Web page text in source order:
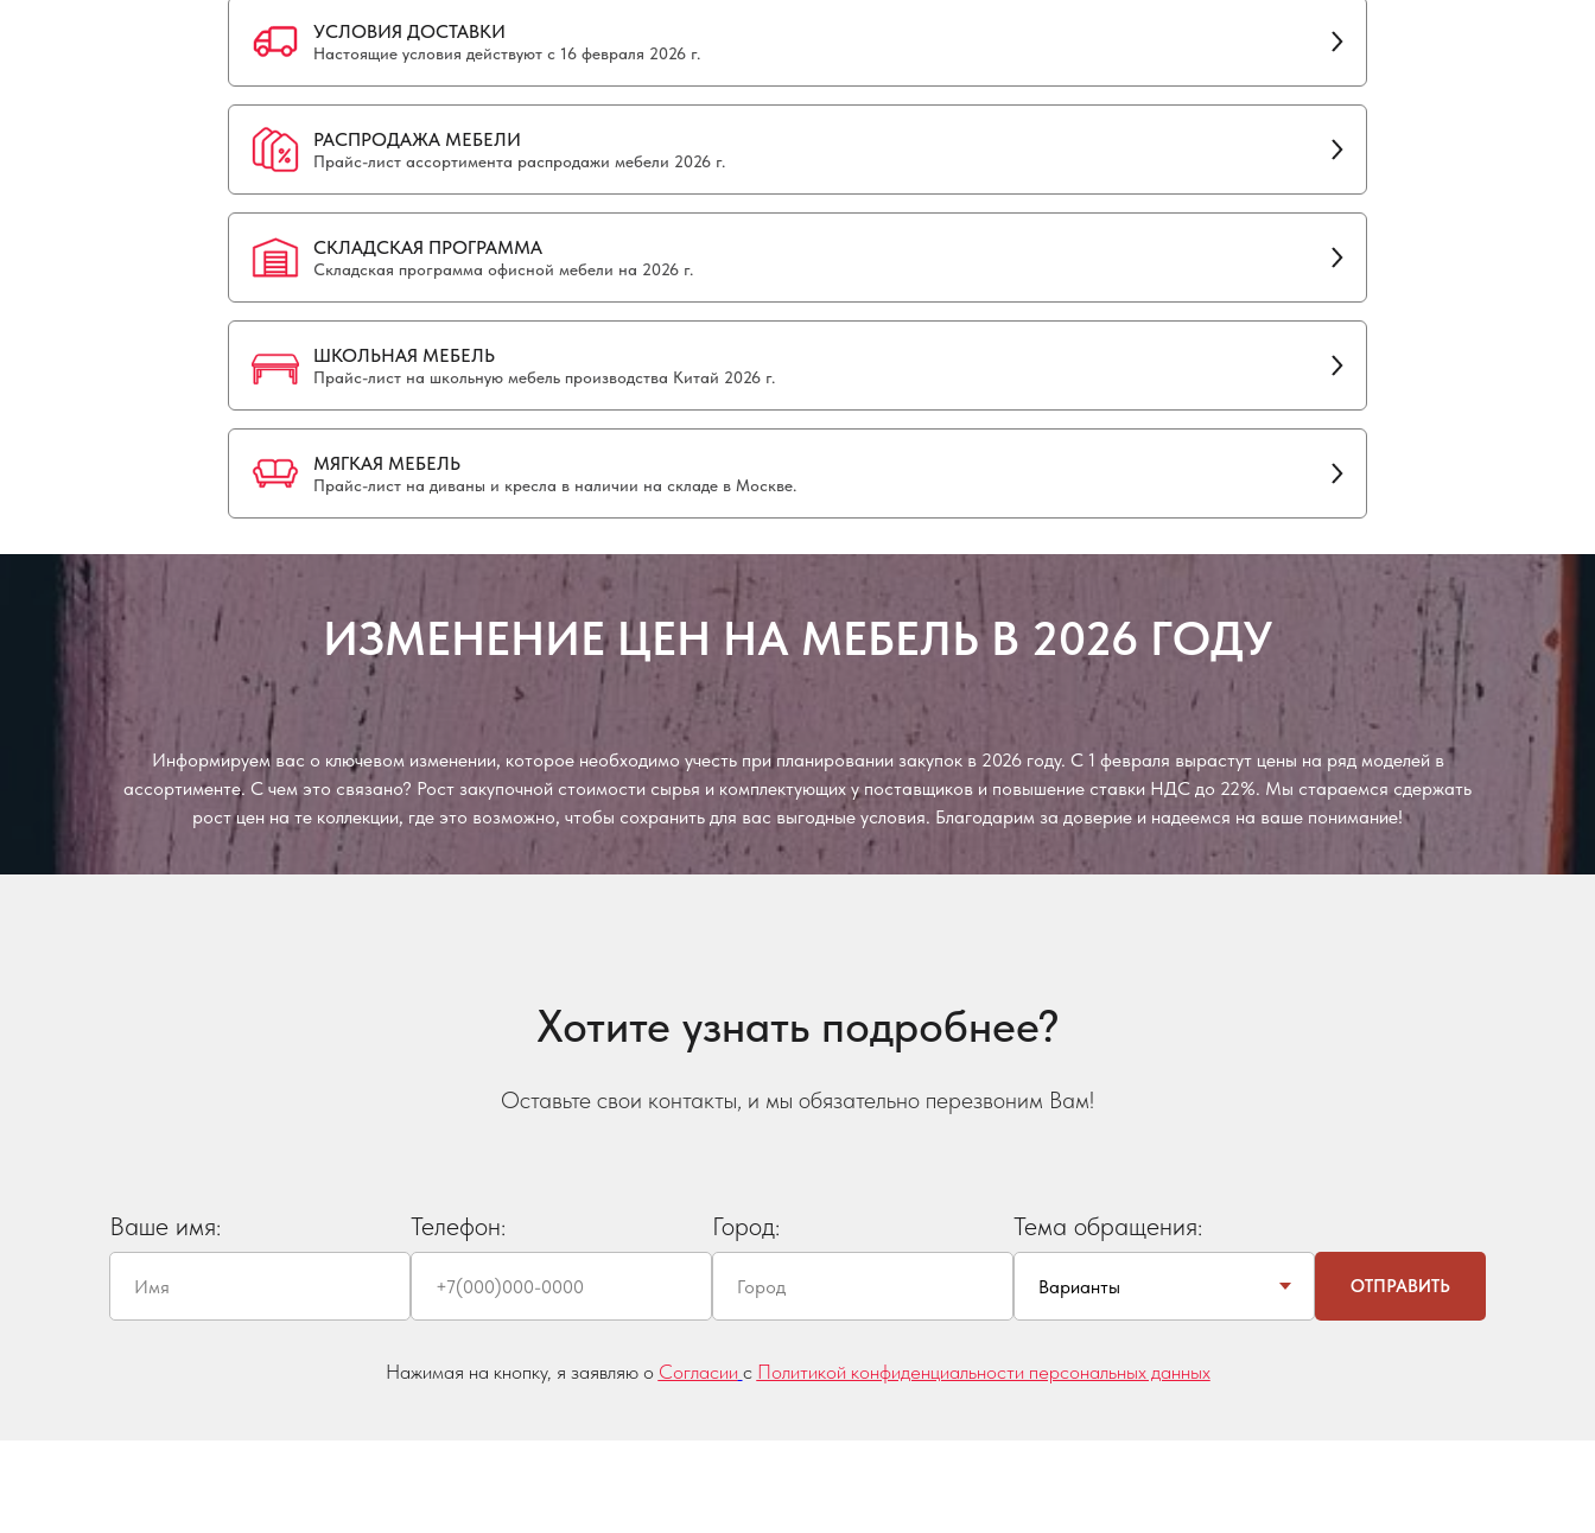
УСЛОВИЯ ДОСТАВКИ
Настоящие условия действуют с 16 февраля 2026 г.
РАСПРОДАЖА МЕБЕЛИ
Прайс-лист ассортимента распродажи мебели 2026 г.
СКЛАДСКАЯ ПРОГРАММА
Складская программа офисной мебели на 2026 г.
ШКОЛЬНАЯ МЕБЕЛЬ
Прайс-лист на школьную мебель производства Китай 2026 г.
МЯГКАЯ МЕБЕЛЬ
Прайс-лист на диваны и кресла в наличии на складе в Москве.
ИЗМЕНЕНИЕ ЦЕН НА МЕБЕЛЬ В 2026 ГОДУ
Информируем вас о ключевом изменении, которое необходимо учесть при планировании закупок в 2026 году. С 1 февраля вырастут цены на ряд моделей в
ассортименте. С чем это связано? Рост закупочной стоимости сырья и комплектующих у поставщиков и повышение ставки НДС до 22%. Мы стараемся сдержать
рост цен на те коллекции, где это возможно, чтобы сохранить для вас выгодные условия. Благодарим за доверие и надеемся на ваше понимание!
Хотите узнать подробнее?
Оставьте свои контакты, и мы обязательно перезвоним Вам!
Ваше имя: Телефон: Город: Тема обращения:
ОТПРАВИТЬ
Нажимая на кнопку, я заявляю о Согласии с Политикой конфиденциальности персональных данных